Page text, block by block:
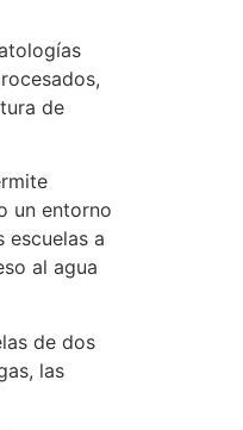
de
un entorno
escuelas a
al agua
de dos
las